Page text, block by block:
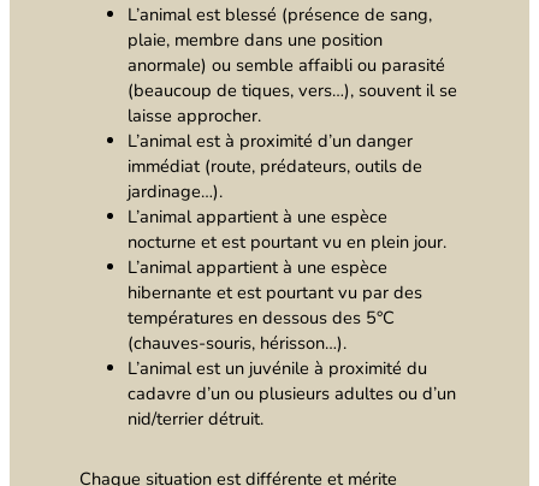
L’animal est blessé (présence de sang,
plaie, membre dans une position
anormale) ou semble affaibli ou parasité
(beaucoup de tiques, vers…), souvent il se
laisse approcher.
L’animal est à proximité d’un danger
immédiat (route, prédateurs, outils de
jardinage…).
L’animal appartient à une espèce
nocturne et est pourtant vu en plein jour.
L’animal appartient à une espèce
hibernante et est pourtant vu par des
températures en dessous des 5°C
(chauves-souris, hérisson…).
L’animal est un juvénile à proximité du
cadavre d’un ou plusieurs adultes ou d’un
nid/terrier détruit.
Chaque situation est différente et mérite